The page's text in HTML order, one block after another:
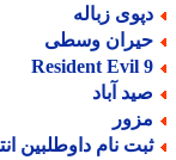
زباله
وسطی
Resident Evil
آباد
نام داوطلبین